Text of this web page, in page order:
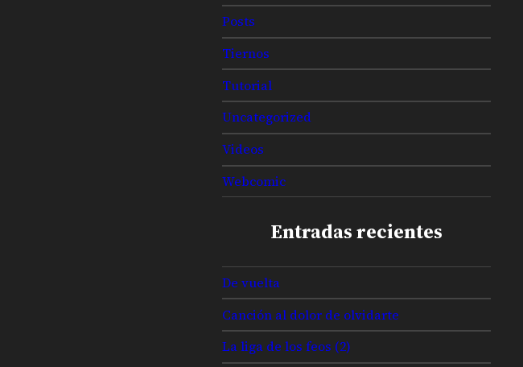
Posts
Tiernos
Tutorial
Uncategorized
Videos
Webcomic
Entradas recientes
De vuelta
Canción al dolor de olvidarte
La liga de los feos (2)